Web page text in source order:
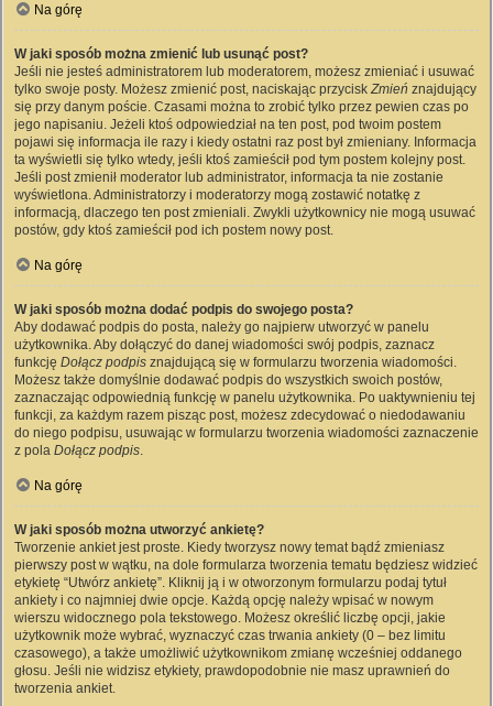
Na górę
W jaki sposób można zmienić lub usunąć post?
Jeśli nie jesteś administratorem lub moderatorem, możesz zmieniać i usuwać
tylko swoje posty. Możesz zmienić post, naciskając przyciskZmień znajdujący
się przy danym poście. Czasami można to zrobić tylko przez pewien czas po
jego napisaniu. Jeżeli ktoś odpowiedział na ten post, pod twoim postem
pojawi się informacja ile razy i kiedy ostatni raz post był zmieniany. Informacja
ta wyświetli się tylko wtedy, jeśli ktoś zamieścił pod tym postem kolejny post.
Jeśli post zmienił moderator lub administrator, informacja ta nie zostanie
wyświetlona. Administratorzy i moderatorzy mogą zostawić notatkę z
informacją, dlaczego ten post zmieniali. Zwykli użytkownicy nie mogą usuwać
postów, gdy ktoś zamieścił pod ich postem nowy post.
Na górę
W jaki sposób można dodać podpis do swojego posta?
Aby dodawać podpis do posta, należy go najpierw utworzyć w panelu
użytkownika. Aby dołączyć do danej wiadomości swój podpis, zaznacz
funkcję Dołącz podpis znajdującą się w formularzu tworzenia wiadomości.
Możesz także domyślnie dodawać podpis do wszystkich swoich postów,
zaznaczając odpowiednią funkcję w panelu użytkownika. Po uaktywnieniu tej
funkcji, za każdym razem pisząc post, możesz zdecydować o niedodawaniu
do niego podpisu, usuwając w formularzu tworzenia wiadomości zaznaczenie
z pola Dołącz podpis.
Na górę
W jaki sposób można utworzyć ankietę?
Tworzenie ankiet jest proste. Kiedy tworzysz nowy temat bądź zmieniasz
pierwszy post w wątku, na dole formularza tworzenia tematu będziesz widzieć
etykietę “Utwórz ankietę”. Kliknij ją i w otworzonym formularzu podaj tytuł
ankiety i co najmniej dwie opcje. Każdą opcję należy wpisać w nowym
wierszu widocznego pola tekstowego. Możesz określić liczbę opcji, jakie
użytkownik może wybrać, wyznaczyć czas trwania ankiety (0 – bez limitu
czasowego), a także umożliwić użytkownikom zmianę wcześniej oddanego
głosu. Jeśli nie widzisz etykiety, prawdopodobnie nie masz uprawnień do
tworzenia ankiet.